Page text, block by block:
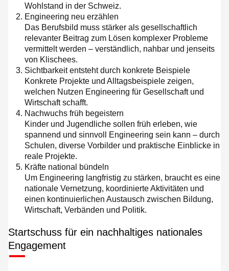
Wohlstand in der Schweiz.
Engineering neu erzählen
Das Berufsbild muss stärker als gesellschaftlich
relevanter Beitrag zum Lösen komplexer Probleme
vermittelt werden – verständlich, nahbar und jenseits
von Klischees.
Sichtbarkeit entsteht durch konkrete Beispiele
Konkrete Projekte und Alltagsbeispiele zeigen,
welchen Nutzen Engineering für Gesellschaft und
Wirtschaft schafft.
Nachwuchs früh begeistern
Kinder und Jugendliche sollen früh erleben, wie
spannend und sinnvoll Engineering sein kann – durch
Schulen, diverse Vorbilder und praktische Einblicke in
reale Projekte.
Kräfte national bündeln
Um Engineering langfristig zu stärken, braucht es eine
nationale Vernetzung, koordinierte Aktivitäten und
einen kontinuierlichen Austausch zwischen Bildung,
Wirtschaft, Verbänden und Politik.
Startschuss für ein nachhaltiges nationales
Engagement